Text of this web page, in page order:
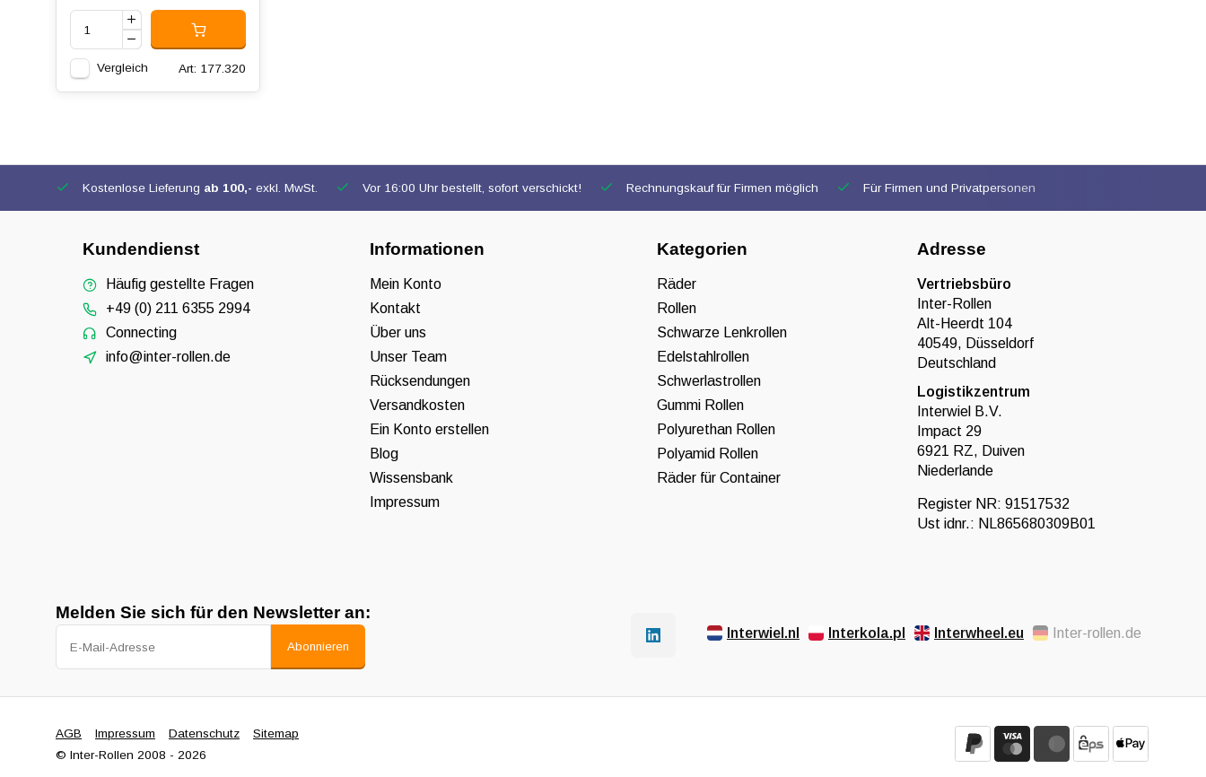
Vergleich Art: 177.320
Kostenlose Lieferung ab 100,- exkl. MwSt. Vor 16:00 Uhr bestellt, sofort verschickt! Rechnungskauf für Firmen möglich Für Firmen und Privatpersonen
Kundendienst
Häufig gestellte Fragen
+49 (0) 211 6355 2994
Connecting
info@inter-rollen.de
Informationen
Mein Konto
Kontakt
Über uns
Unser Team
Rücksendungen
Versandkosten
Ein Konto erstellen
Blog
Wissensbank
Impressum
Kategorien
Räder
Rollen
Schwarze Lenkrollen
Edelstahlrollen
Schwerlastrollen
Gummi Rollen
Polyurethan Rollen
Polyamid Rollen
Räder für Container
Adresse
Vertriebsbüro
Inter-Rollen
Alt-Heerdt 104
40549, Düsseldorf
Deutschland
Logistikzentrum
Interwiel B.V.
Impact 29
6921 RZ, Duiven
Niederlande
Register NR: 91517532
Ust idnr.: NL865680309B01
Melden Sie sich für den Newsletter an:
Abonnieren
Interwiel.nl Interkola.pl Interwheel.eu Inter-rollen.de
AGB Impressum Datenschutz
Sitemap
© Inter-Rollen 2008 - 2026